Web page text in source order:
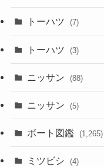
トーハツ (7)
トーハツ (3)
ニッサン (88)
ニッサン (5)
ボート図鑑 (1,265)
ミツビシ (4)